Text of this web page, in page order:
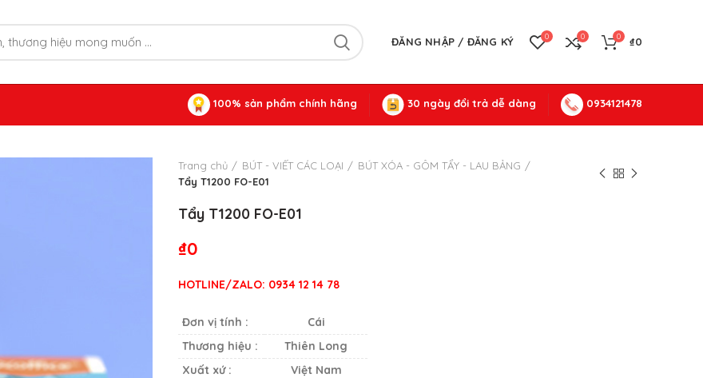
ĐĂNG NHẬP / ĐĂNG KÝ 0 0 0 ₫0
100% sản phẩm chính hãng 30 ngày đổi trả dễ dàng 0934121478
Trang chủ BÚT - VIẾT CÁC LOẠI
BÚT XÓA - GÔM TẨY - LAU BẢNG
Tẩy T1200 FO-E01
Tẩy T1200 FO-E01
₫0
HOTLINE/ZALO: 0934 12 14 78
Đơn vị tính :
Cái
Thương hiệu :
Thiên Long
Xuất xứ :
Việt Nam